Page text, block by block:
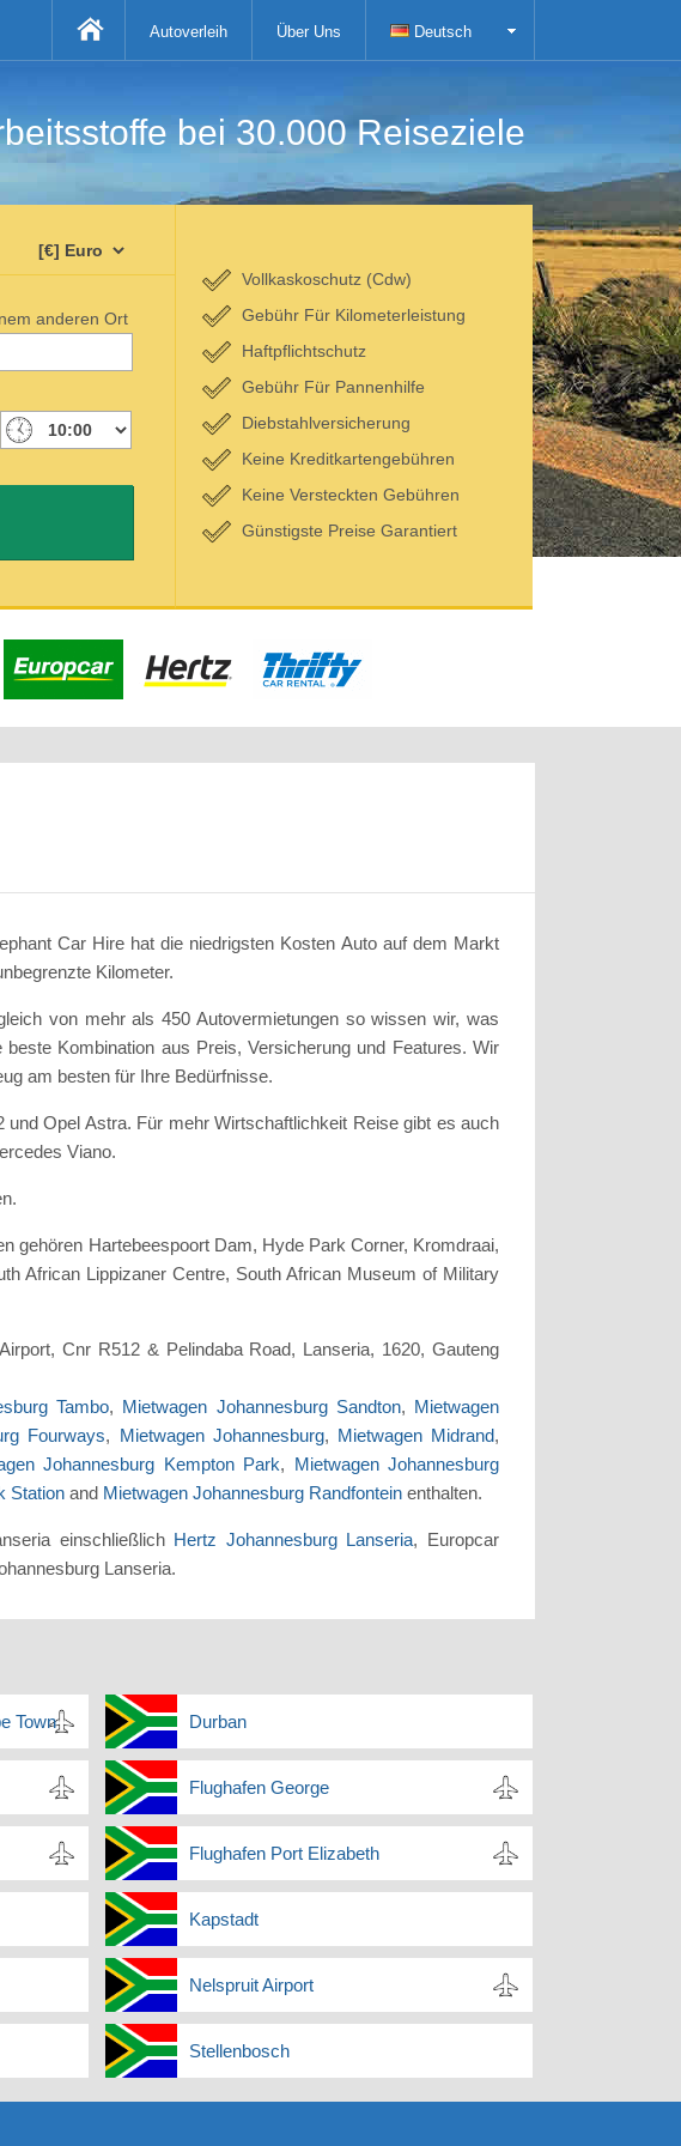
Autoverleih Über Uns Deutsch
bei 30.000 Reiseziele
anderen Ort
Vollkaskoschutz (Cdw)
Gebühr Für Kilometerleistung
Haftpflichtschutz
Gebühr Für Pannenhilfe
Diebstahlversicherung
Keine Kreditkartengebühren
Keine Versteckten Gebühren
Günstigste Preise Garantiert
Car Hire hat die niedrigsten Kosten Auto auf dem Markt
Kilometer.
von mehr als 450 Autovermietungen so wissen wir, was
Kombination aus Preis, Versicherung und Features. Wir
am besten für Ihre Bedürfnisse.
Opel Astra. Für mehr Wirtschaftlichkeit Reise gibt es auch
Viano.
gehören Hartebeespoort Dam, Hyde Park Corner, Kromdraai,
African Lippizaner Centre, South African Museum of Military
Cnr R512 & Pelindaba Road, Lanseria, 1620, Gauteng
Tambo, Mietwagen Johannesburg Sandton, Mietwagen
Fourways, Mietwagen Johannesburg, Mietwagen Midrand,
Johannesburg Kempton Park, Mietwagen Johannesburg
Station and Mietwagen Johannesburg Randfontein enthalten.
einschließlich Hertz Johannesburg Lanseria, Europcar
Lanseria.
Town Durban
Flughafen George
Flughafen Port Elizabeth
Kapstadt
Nelspruit Airport
Stellenbosch